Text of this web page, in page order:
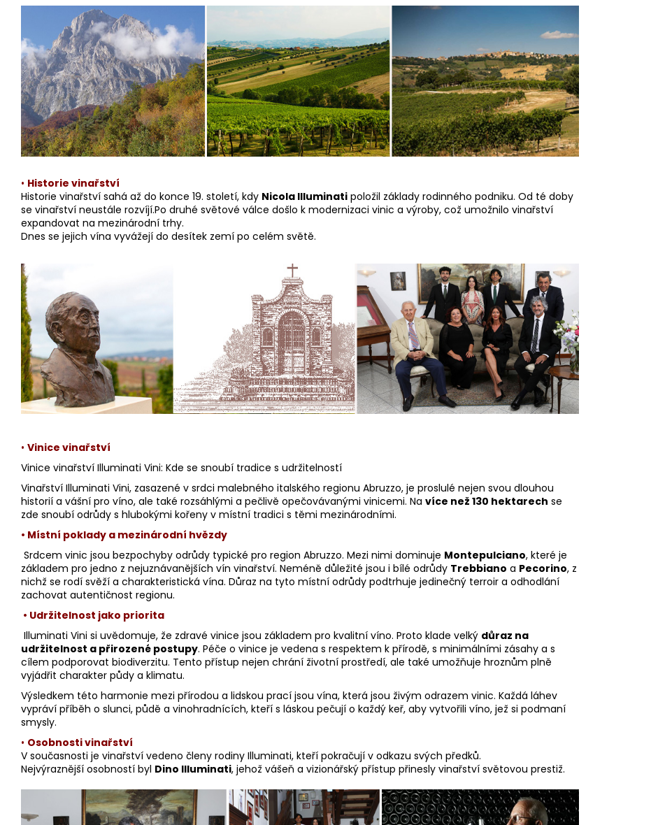
Capezzana
Antonelli San Marco
Antonelli San Marco
• Historie vinařství
Historie vinařství sahá až do konce 19. století, kdy Nicola Illuminati položil základy rodinného podniku. Od té doby
se vinařství neustále rozvíjí.Po druhé světové válce došlo k modernizaci vinic a výroby, což umožnilo vinařství
expandovat na mezinárodní trhy.
Dnes se jejich vína vyvážejí do desítek zemí po celém světě.
• Vinice vinařství
Vinice vinařství Illuminati Vini: Kde se snoubí tradice s udržitelností
Vinařství Illuminati Vini, zasazené v srdci malebného italského regionu Abruzzo, je proslulé nejen svou dlouhou
historií a vášní pro víno, ale také rozsáhlými a pečlivě opečovávanými vinicemi. Na více než 130 hektarech se
zde snoubí odrůdy s hlubokými kořeny v místní tradici s těmi mezinárodními.
• Místní poklady a mezinárodní hvězdy
Srdcem vinic jsou bezpochyby odrůdy typické pro region Abruzzo. Mezi nimi dominuje Montepulciano, které je
základem pro jedno z nejuznávanějších vín vinařství. Neméně důležité jsou i bílé odrůdy Trebbiano a Pecorino, z
nichž se rodí svěží a charakteristická vína. Důraz na tyto místní odrůdy podtrhuje jedinečný terroir a odhodlání
zachovat autentičnost regionu.
• Udržitelnost jako priorita
Illuminati Vini si uvědomuje, že zdravé vinice jsou základem pro kvalitní víno. Proto klade velký důraz na
udržitelnost a přirozené postupy. Péče o vinice je vedena s respektem k přírodě, s minimálními zásahy a s
cílem podporovat biodiverzitu. Tento přístup nejen chrání životní prostředí, ale také umožňuje hroznům plně
vyjádřit charakter půdy a klimatu.
Výsledkem této harmonie mezi přírodou a lidskou prací jsou vína, která jsou živým odrazem vinic. Každá láhev
vypráví příběh o slunci, půdě a vinohradnících, kteří s láskou pečují o každý keř, aby vytvořili víno, jež si podmaní
smysly.
• Osobnosti vinařství
V současnosti je vinařství vedeno členy rodiny Illuminati, kteří pokračují v odkazu svých předků.
Nejvýraznější osobností byl Dino Illuminati, jehož vášeň a vizionářský přístup přinesly vinařství světovou prestiž.